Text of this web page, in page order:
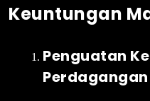
Keuntungan
Penguatan
Perdagangan